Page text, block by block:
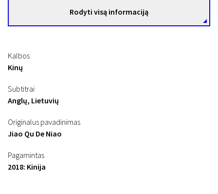
Rodyti visą informaciją
Kalbos
Kinų
Subtitrai
Anglų, Lietuvių
Originalus pavadinimas
Jiao Qu De Niao
Pagamintas
2018: Kinija